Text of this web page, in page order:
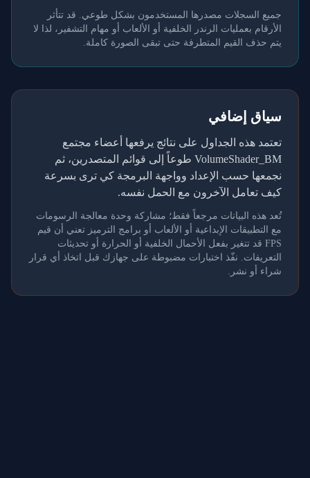
جميع السجلات مصدرها المستخدمون بشكل طوعي. قد تتأثر
الأرقام بعمليات الرندر الخلفية أو الألعاب أو مهام التشفير، لذا لا
يتم حذف القيم المتطرفة حتى تبقى الصورة كاملة.
سياق إضافي
تعتمد هذه الجداول على نتائج يرفعها أعضاء مجتمع
VolumeShader_BM طوعاً إلى قوائم المتصدرين، ثم
نجمعها حسب الإعداد وواجهة البرمجة كي ترى بسرعة
كيف تعامل الآخرون مع الحمل نفسه.
تُعد هذه البيانات مرجعاً فقط؛ مشاركة وحدة معالجة الرسومات
مع التطبيقات الإبداعية أو الألعاب أو برامج الترميز تعني أن قيم
FPS قد تتغير بفعل الأحمال الخلفية أو الحرارة أو تحديثات
التعريفات. نفّذ اختبارات مضبوطة على جهازك قبل اتخاذ أي قرار
شراء أو نشر.